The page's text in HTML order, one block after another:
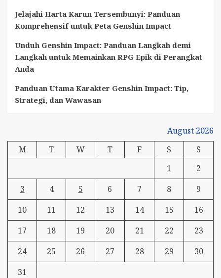
Jelajahi Harta Karun Tersembunyi: Panduan
Komprehensif untuk Peta Genshin Impact
Unduh Genshin Impact: Panduan Langkah demi
Langkah untuk Memainkan RPG Epik di Perangkat
Anda
Panduan Utama Karakter Genshin Impact: Tip,
Strategi, dan Wawasan
August 2026
M
T W T F S
S
1
2
3
4 5 6 7 8
9
10
11 12 13 14 15
16
17
18 19 20 21 22
23
24
25 26 27 28 29
30
31